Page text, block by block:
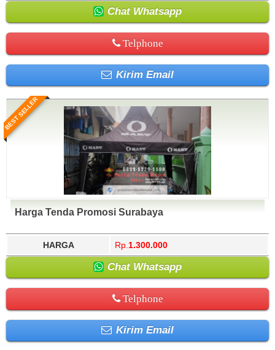
Chat Whatsapp
Telphone
Kirim Email
BEST SELLER
Harga Tenda Promosi Surabaya
HARGA Rp. 1.300.000
Chat Whatsapp
Telphone
Kirim Email